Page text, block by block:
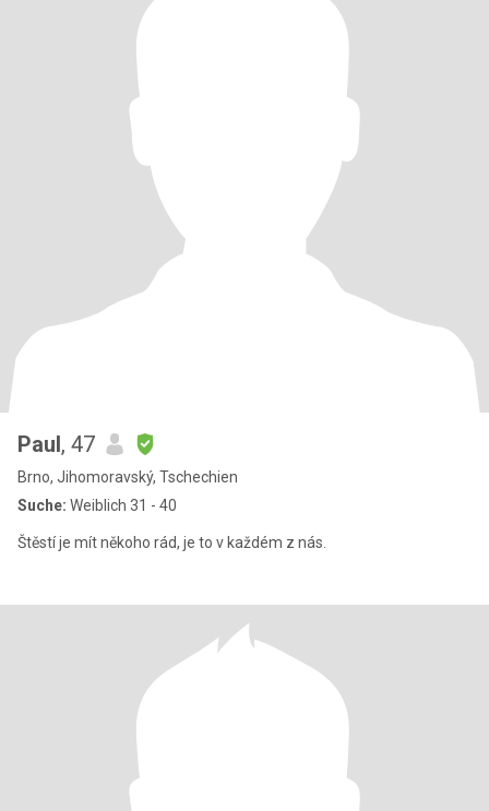
Paul, 47
Brno, Jihomoravský, Tschechien
Suche: Weiblich 31 - 40
Štěstí je mít někoho rád, je to v každém z nás.